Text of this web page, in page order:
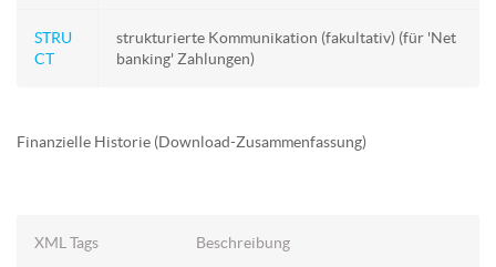
STRU
CT
strukturierte Kommunikation (fakultativ) (für 'Net
banking' Zahlungen)
Finanzielle Historie (Download-Zusammenfassung)
XML Tags Beschreibung